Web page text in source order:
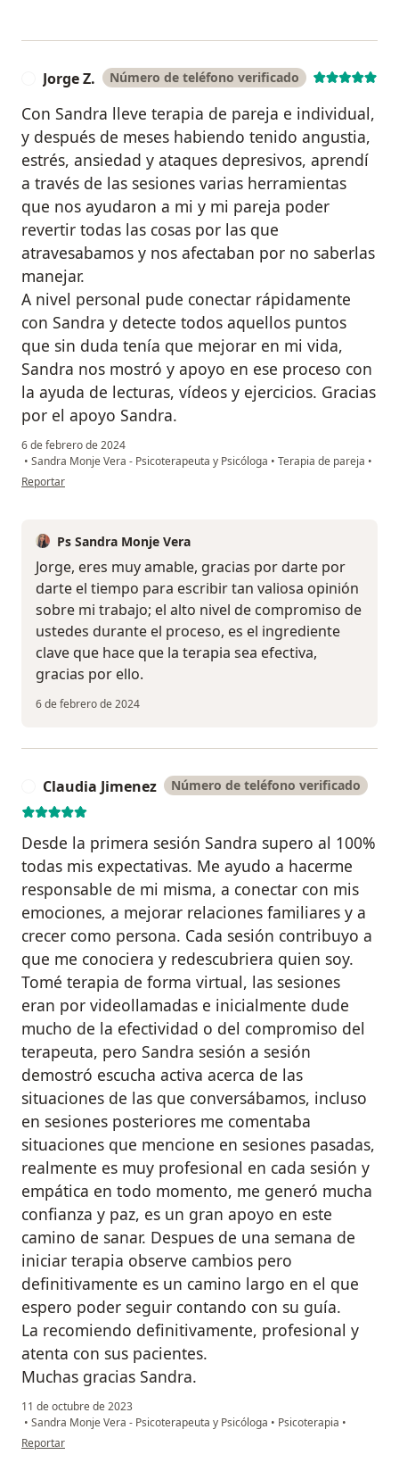
Jorge Z. Número de teléfono verificado
Con Sandra lleve terapia de pareja e individual,
y después de meses habiendo tenido angustia,
estrés, ansiedad y ataques depresivos, aprendí
a través de las sesiones varias herramientas
que nos ayudaron a mi y mi pareja poder
revertir todas las cosas por las que
atravesabamos y nos afectaban por no saberlas
manejar.
A nivel personal pude conectar rápidamente
con Sandra y detecte todos aquellos puntos
que sin duda tenía que mejorar en mi vida,
Sandra nos mostró y apoyo en ese proceso con
la ayuda de lecturas, vídeos y ejercicios. Gracias
por el apoyo Sandra.
6 de febrero de 2024
• Sandra Monje Vera - Psicoterapeuta y Psicóloga • Terapia de pareja •
en opinión del usuario Jorge Z.
Reportar
Ps Sandra Monje Vera
Jorge, eres muy amable, gracias por darte por
darte el tiempo para escribir tan valiosa opinión
sobre mi trabajo; el alto nivel de compromiso de
ustedes durante el proceso, es el ingrediente
clave que hace que la terapia sea efectiva,
gracias por ello.
6 de febrero de 2024
Claudia Jimenez Número de teléfono verificado
Desde la primera sesión Sandra supero al 100%
todas mis expectativas. Me ayudo a hacerme
responsable de mi misma, a conectar con mis
emociones, a mejorar relaciones familiares y a
crecer como persona. Cada sesión contribuyo a
que me conociera y redescubriera quien soy.
Tomé terapia de forma virtual, las sesiones
eran por videollamadas e inicialmente dude
mucho de la efectividad o del compromiso del
terapeuta, pero Sandra sesión a sesión
demostró escucha activa acerca de las
situaciones de las que conversábamos, incluso
en sesiones posteriores me comentaba
situaciones que mencione en sesiones pasadas,
realmente es muy profesional en cada sesión y
empática en todo momento, me generó mucha
confianza y paz, es un gran apoyo en este
camino de sanar. Despues de una semana de
iniciar terapia observe cambios pero
definitivamente es un camino largo en el que
espero poder seguir contando con su guía.
La recomiendo definitivamente, profesional y
atenta con sus pacientes.
Muchas gracias Sandra.
11 de octubre de 2023
• Sandra Monje Vera - Psicoterapeuta y Psicóloga • Psicoterapia •
en opinión del usuario Claudia Jimenez
Reportar